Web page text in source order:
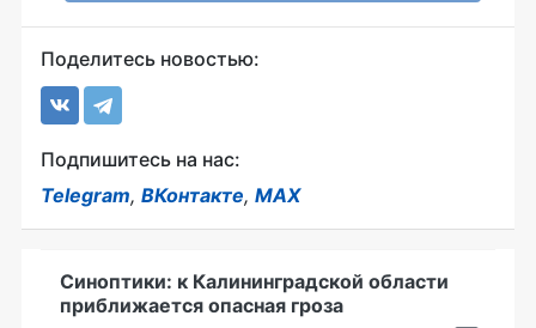
Поделитесь новостью:
Подпишитесь на нас:
Telegram, ВКонтакте, MAX
Синоптики: к Калининградской области
приближается опасная гроза